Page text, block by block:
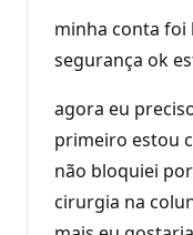
s
d
e
e
p
u
a
ã
minha conta
segurança ok
agora eu
primeiro estou
não bloquiei
cirurgia na